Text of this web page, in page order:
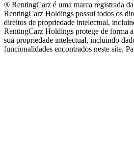
® RentingCarz é uma marca registrada
RentingCarz Holdings possui todos os
direitos de propriedade intelectual,
RentingCarz Holdings protege de forma
sua propriedade intelectual, incluindo
funcionalidades encontrados neste site.